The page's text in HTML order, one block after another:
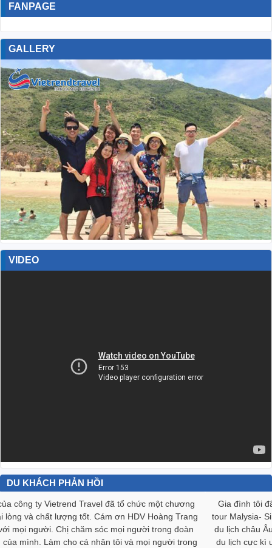
FANPAGE
GALLERY
VIDEO
DU KHÁCH PHẢN HỒI
Gia đình tôi đã gắn bó với Vietrend Travel nhiều năm, qua nhiều
tour Malysia- Singapor, Hàn Quốc, Thái Lan… và hôm nay sau tour
du lịch châu Âu thì gia đình tôi đã rất vui vì chọn được một công ty
du lịch cực kì ưng ‎ý. Gia đình tôi rất cảm ơn Vietrend Travel cùng